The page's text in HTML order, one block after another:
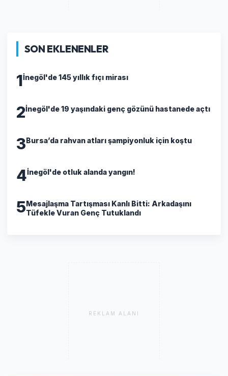
SON EKLENENLER
1İnegöl'de 145 yıllık fıçı mirası
2İnegöl'de 19 yaşındaki genç gözünü hastanede açtı
3Bursa’da rahvan atları şampiyonluk için koştu
4İnegöl'de otluk alanda yangın!
5​Mesajlaşma Tartışması Kanlı Bitti: Arkadaşını
Tüfekle Vuran Genç Tutuklandı
REKLAM ALANI